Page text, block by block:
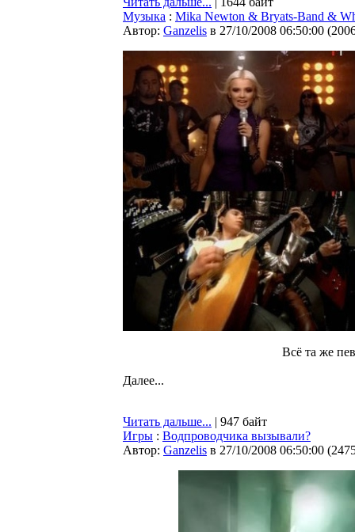
Музыка : Mika Newton & Bryats-Band &
Автор: Ganzelis в 27/10/2008 06:50:00 (
Всё та же
Далее...
Читать дальше... | 947 байт
Игры : Водпроводчика вызывали?
Автор: Ganzelis в 27/10/2008 06:50:00 (